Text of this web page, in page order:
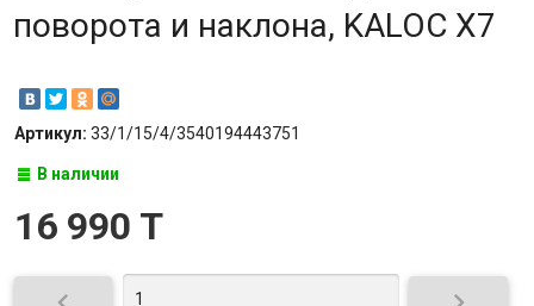
поворота и наклона, KALOC X7
Артикул: 33/1/15/4/3540194443751
В наличии
16 990 T